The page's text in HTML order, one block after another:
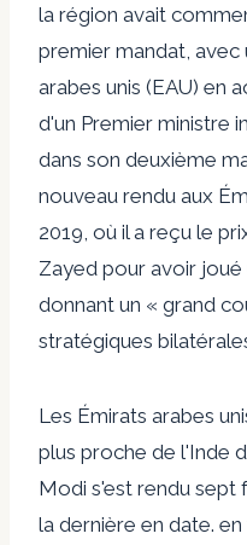
la région avait
premier mandat, avec
arabes unis (EAU) en
d'un Premier ministre
dans son deuxième
nouveau rendu aux
2019, où il a reçu le
Zayed pour avoir joué
donnant un « grand
stratégiques
Les Émirats arabes
plus proche de l'Inde
Modi s'est rendu sept
la dernière en date. en